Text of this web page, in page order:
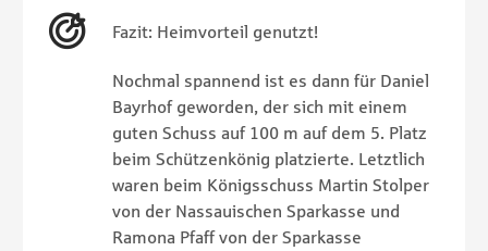
Fazit: Heimvorteil genutzt!
Nochmal spannend ist es dann für Daniel
Bayrhof geworden, der sich mit einem
guten Schuss auf 100 m auf dem 5. Platz
beim Schützenkönig platzierte. Letztlich
waren beim Königsschuss Martin Stolper
von der Nassauischen Sparkasse und
Ramona Pfaff von der Sparkasse